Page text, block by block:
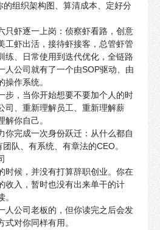
的组织架构图、算清成本、定好分
只虾逐一上岗：侦察虾看路，创意
工虾出活，接待虾接客，总管虾管
练、日常使用到迭代优化，全链路
人公司就有了一个由SOP驱动、由
操作系统。
步，当你开始想要不要加个人的时
司、重新理解员工、重新理解薪
你自己。
你完成一次身份跃迁：从什么都自
队、有系统、有章法的CEO。
时候，并没有打算辞职创业。你在
收入，暂时也没有出来单干的计
人公司老板的，但你读完之后会发
对你同样有用。